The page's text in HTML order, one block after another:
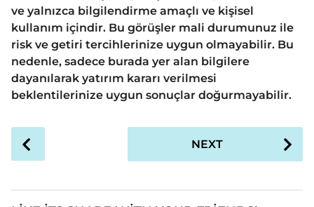
ve yalnızca bilgilendirme amaçlı ve kişisel
kullanım içindir. Bu görüşler mali durumunuz ile
risk ve getiri tercihlerinize uygun olmayabilir. Bu
nedenle, sadece burada yer alan bilgilere
dayanılarak yatırım kararı verilmesi
beklentilerinize uygun sonuçlar doğurmayabilir.
NEXT